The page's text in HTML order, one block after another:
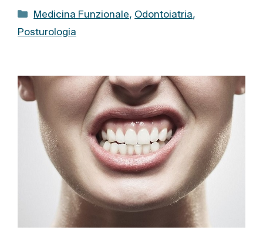
C
a
r
Medicina Funzionale, Odontoiatria,
Posturologia